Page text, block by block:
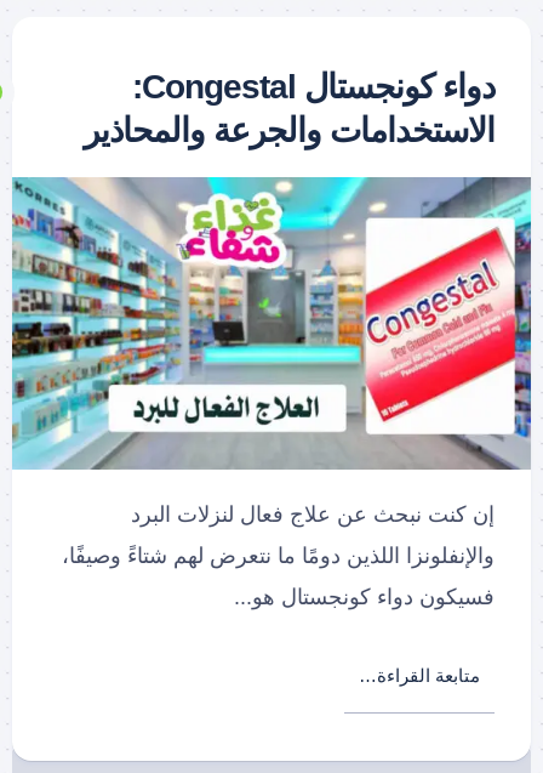
دواء كونجستال Congestal:
الاستخدامات والجرعة والمحاذير
إن كنت نبحث عن علاج فعال لنزلات البرد
والإنفلونزا اللذين دومًا ما نتعرض لهم شتاءً وصيفًا،
فسيكون دواء كونجستال هو...
متابعة القراءة…